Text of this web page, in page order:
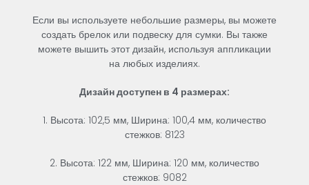
Если вы используете небольшие размеры, вы можете
создать брелок или подвеску для сумки. Вы также
можете вышить этот дизайн, используя аппликации
на любых изделиях.
Дизайндоступен в 4 размерах:
1. Высота: 102,5 мм, Ширина: 100,4 мм, количество
стежков: 8123
2. Высота: 122 мм, Ширина: 120 мм, количество
стежков: 9082